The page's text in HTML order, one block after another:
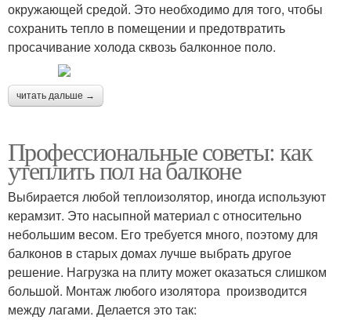
окружающей средой. Это необходимо для того, чтобы
сохранить тепло в помещении и предотвратить
просачивание холода сквозь балконное поло.
читать дальше →
Профессиональные советы: как
утеплить пол на балконе
Выбирается любой теплоизолятор, иногда используют
керамзит. Это насыпной материал с относительно
небольшим весом. Его требуется много, поэтому для
балконов в старых домах лучше выбрать другое
решение. Нагрузка на плиту может оказаться слишком
большой. Монтаж любого изолятора производится
между лагами. Делается это так: